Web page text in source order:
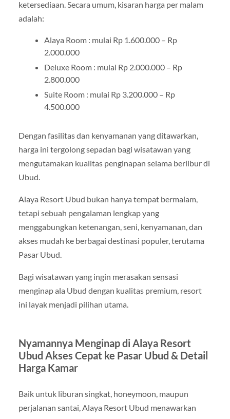
ketersediaan. Secara umum, kisaran harga per malam
adalah:
Alaya Room : mulai Rp 1.600.000 – Rp
2.000.000
Deluxe Room : mulai Rp 2.000.000 – Rp
2.800.000
Suite Room : mulai Rp 3.200.000 – Rp
4.500.000
Dengan fasilitas dan kenyamanan yang ditawarkan,
harga ini tergolong sepadan bagi wisatawan yang
mengutamakan kualitas penginapan selama berlibur di
Ubud.
Alaya Resort Ubud bukan hanya tempat bermalam,
tetapi sebuah pengalaman lengkap yang
menggabungkan ketenangan, seni, kenyamanan, dan
akses mudah ke berbagai destinasi populer, terutama
Pasar Ubud.
Bagi wisatawan yang ingin merasakan sensasi
menginap ala Ubud dengan kualitas premium, resort
ini layak menjadi pilihan utama.
Nyamannya Menginap di Alaya Resort
Ubud Akses Cepat ke Pasar Ubud & Detail
Harga Kamar
Baik untuk liburan singkat, honeymoon, maupun
perjalanan santai, Alaya Resort Ubud menawarkan